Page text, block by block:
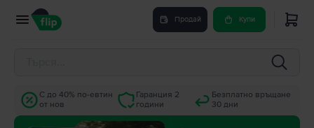
Продай Купи
С до 40% по-евтин
от нов
Гаранция 2
години
Безплатно връщане
30 дни